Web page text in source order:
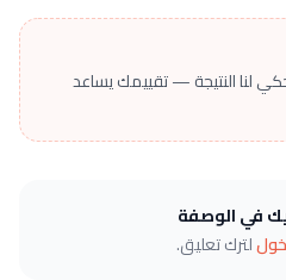
لنا النتيجة — تقييمك يساعد
في الوصفة
لترك تعليق.